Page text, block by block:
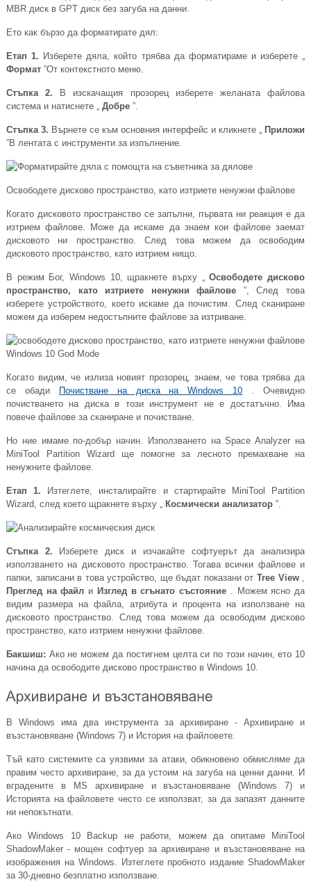
MBR диск в GPT диск без загуба на данни.
Ето как бързо да форматирате дял:
Етап 1. Изберете дяла, който трябва да форматираме и изберете „
Формат”От контекстното меню.
Стъпка 2. В изскачащия прозорец изберете желаната файлова
система и натиснете „ Добре”.
Стъпка 3. Върнете се към основния интерфейс и кликнете „ Приложи
”В лентата с инструменти за изпълнение.
Освободете дисково пространство, като изтриете ненужни файлове
Когато дисковото пространство се запълни, първата ни реакция е да
изтрием файлове. Може да искаме да знаем кои файлове заемат
дисковото ни пространство. След това можем да освободим
дисковото пространство, като изтрием нищо.
В режим Бог, Windows 10, щракнете върху „Освободете дисково
пространство, като изтриете ненужни файлове ”, След това
изберете устройството, което искаме да почистим. След сканиране
можем да изберем недостъпните файлове за изтриване.
Когато видим, че излиза новият прозорец, знаем, че това трябва да
се обади
Почистване на диска на Windows 10 . Очевидно
почистването на диска в този инструмент не е достатъчно. Има
повече файлове за сканиране и почистване.
Но ние имаме по-добър начин. Използването на Space Analyzer на
MiniTool Partition Wizard ще помогне за лесното премахване на
ненужните файлове.
Етап 1. Изтеглете, инсталирайте и стартирайте MiniTool Partition
Wizard, след което щракнете върху „ Космически анализатор”.
Стъпка 2. Изберете диск и изчакайте софтуерът да анализира
използването на дисковото пространство. Тогава всички файлове и
папки, записани в това устройство, ще бъдат показани от Tree View,
Преглед на файл и Изглед в сгънато състояние . Можем ясно да
видим размера на файла, атрибута и процента на използване на
дисковото пространство. След това можем да освободим дисково
пространство, като изтрием ненужни файлове.
Бакшиш: Ако не можем да постигнем целта си по този начин, ето 10
начина да освободите дисково пространство в Windows 10.
В Windows има два инструмента за архивиране - Архивиране и
възстановяване (Windows 7) и История на файловете.
Тъй като системите са уязвими за атаки, обикновено обмисляме да
правим често архивиране, за да устоим на загуба на ценни данни. И
вградените в MS архивиране и възстановяване (Windows 7) и
Историята на файловете често се използват, за да запазят данните
ни непокътнати.
Ако Windows 10 Backup не работи, можем да опитаме MiniTool
ShadowMaker - мощен софтуер за архивиране и възстановяване на
изображения на Windows. Изтеглете пробното издание ShadowMaker
за 30-дневно безплатно използване.